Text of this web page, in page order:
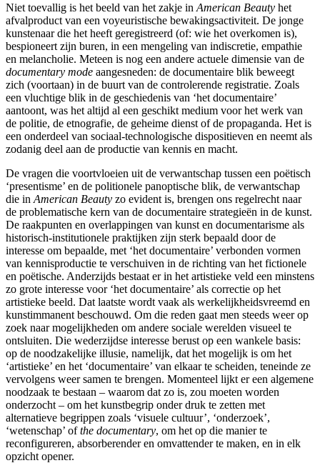
Niet toevallig is het beeld van het zakje in American Beauty het
afvalproduct van een voyeuristische bewakingsactiviteit. De jonge
kunstenaar die het heeft geregistreerd (of: wie het overkomen is),
bespioneert zijn buren, in een mengeling van indiscretie, empathie
en melancholie. Meteen is nog een andere actuele dimensie van de
documentary mode aangesneden: de documentaire blik beweegt
zich (voortaan) in de buurt van de controlerende registratie. Zoals
een vluchtige blik in de geschiedenis van ‘het documentaire’
aantoont, was het altijd al een geschikt medium voor het werk van
de politie, de etnografie, de geheime dienst of de propaganda. Het is
een onderdeel van sociaal-technologische dispositieven en neemt als
zodanig deel aan de productie van kennis en macht.
De vragen die voortvloeien uit de verwantschap tussen een poëtisch
‘presentisme’ en de politionele panoptische blik, de verwantschap
die in American Beauty zo evident is, brengen ons regelrecht naar
de problematische kern van de documentaire strategieën in de kunst.
De raakpunten en overlappingen van kunst en documentarisme als
historisch-institutionele praktijken zijn sterk bepaald door de
interesse om bepaalde, met ‘het documentaire’ verbonden vormen
van kennisproductie te verschuiven in de richting van het fictionele
en poëtische. Anderzijds bestaat er in het artistieke veld een minstens
zo grote interesse voor ‘het documentaire’ als correctie op het
artistieke beeld. Dat laatste wordt vaak als werkelijkheidsvreemd en
kunstimmanent beschouwd. Om die reden gaat men steeds weer op
zoek naar mogelijkheden om andere sociale werelden visueel te
ontsluiten. Die wederzijdse interesse berust op een wankele basis:
op de noodzakelijke illusie, namelijk, dat het mogelijk is om het
‘artistieke’ en het ‘documentaire’ van elkaar te scheiden, teneinde ze
vervolgens weer samen te brengen. Momenteel lijkt er een algemene
noodzaak te bestaan – waarom dat zo is, zou moeten worden
onderzocht – om het kunstbegrip onder druk te zetten met
alternatieve begrippen zoals ‘visuele cultuur’, ‘onderzoek’,
‘wetenschap’ ofthe documentary, om het op die manier te
reconfigureren, absorberender en omvattender te maken, en in elk
opzicht opener.